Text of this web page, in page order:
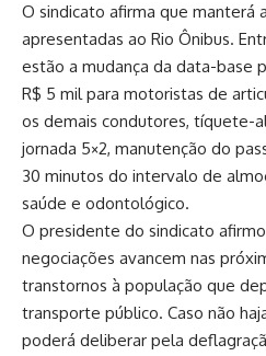
O sindicato afirma que manterá
apresentadas ao Rio Ônibus.
estão a mudança da data-base
R$ 5 mil para motoristas de
os demais condutores, tíquete-
jornada 5×2, manutenção do
30 minutos do intervalo de
saúde e odontológico.
O presidente do sindicato
negociações avancem nas
transtornos à população que
transporte público. Caso não
poderá deliberar pela